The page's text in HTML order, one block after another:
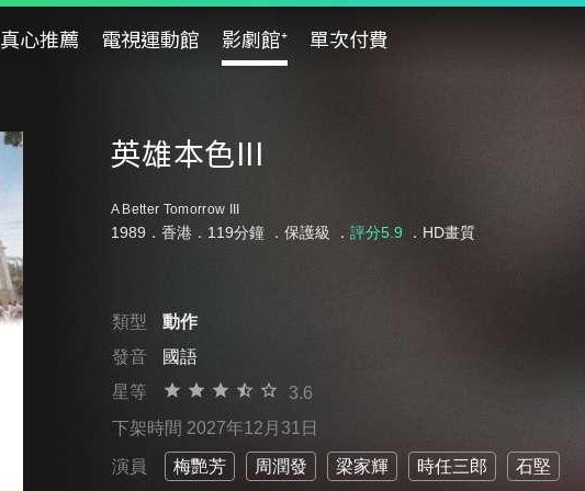
真心推薦 電視運動館 影劇館⁺ 單次付費
英雄本色III
A Better Tomorrow III
1989．香港．119分鐘 ． 保護級 ． 評分5.9．HD畫質
類型
動作
發音
國語
星等
3.6
下架時間 2027年12月31日
演員 梅艷芳 周潤發 梁家輝 時任三郎 石堅